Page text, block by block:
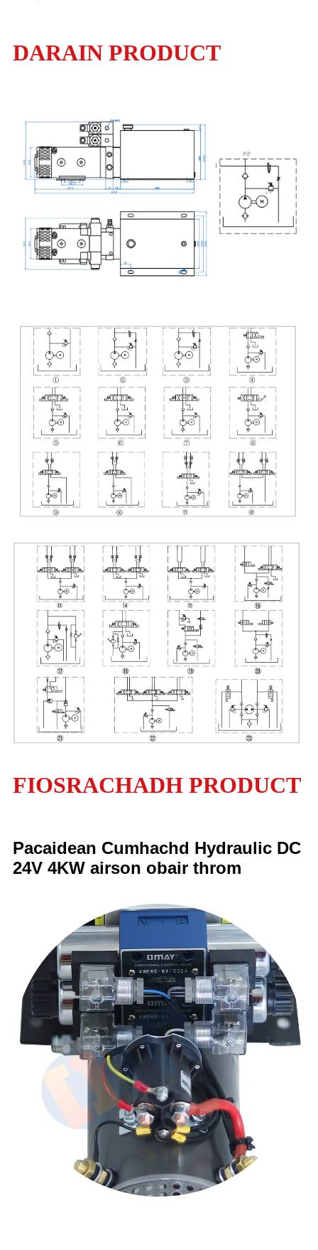
DARAIN PRODUCT
FIOSRACHADH PRODUCT
Pacaidean Cumhachd Hydraulic DC
24V 4KW airson obair throm